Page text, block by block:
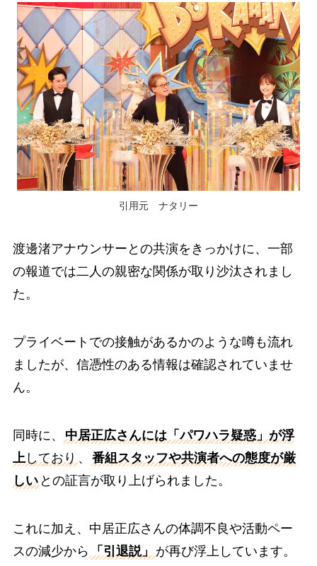
引用元 ナタリー
渡邊渚アナウンサーとの共演をきっかけに、一部
の報道では二人の親密な関係が取り沙汰されまし
た。
プライベートでの接触があるかのような噂も流れ
ましたが、信憑性のある情報は確認されていませ
ん。
同時に、
中居正広さんには「パワハラ疑惑」が浮
上しており 、
番組スタッフや共演者への態度が厳
しい との証言が取り上げられました。
これに加え、中居正広さんの体調不良や活動ペー
スの減少から
「引退説」 が再び浮上しています。